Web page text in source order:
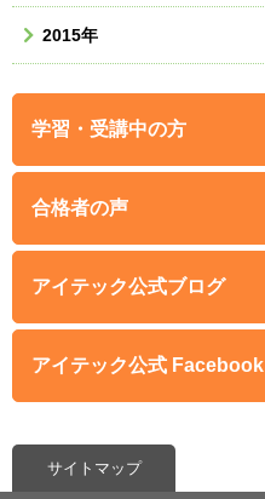
2015年
学習・受講中の方
合格者の声
アイテック公式ブログ
アイテック公式 Facebook
サイトマップ